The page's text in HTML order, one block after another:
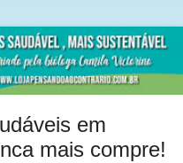
em
mais compre!